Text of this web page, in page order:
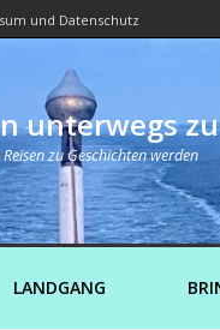
und Datenschutz
unterwegs
zu Geschichten werden
LANDGANG